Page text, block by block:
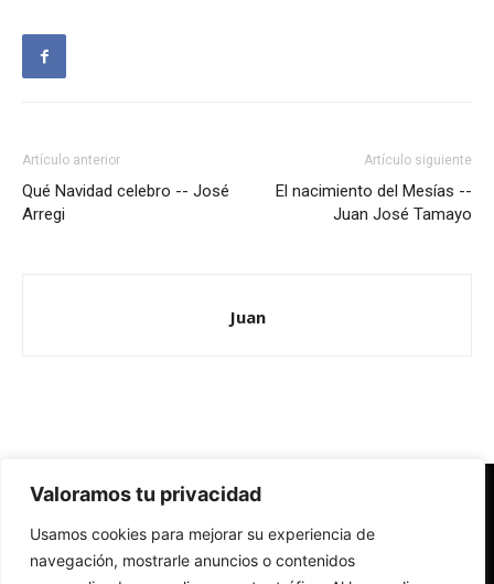
Valoramos tu privacidad
Usamos cookies para mejorar su experiencia de
navegación, mostrarle anuncios o contenidos
Artículo anterior
Qué Navidad celebro -- José
Arregi
Artículo siguiente
El nacimiento del Mesías --
Juan José Tamayo
Juan
Redes Cristianas
Una mirada alternativa sobre la Iglesia católica y la sociedad
- Colectivos de Redes Cristianas